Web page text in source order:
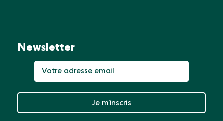
Newsletter
Je m’inscris